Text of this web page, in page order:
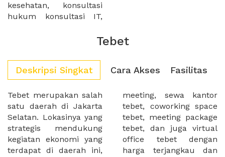
kesehatan, konsultasi
hukum konsultasi IT,
Tebet
Deskripsi Singkat Cara Akses Fasilitas
Tebet merupakan salah
satu daerah di Jakarta
Selatan. Lokasinya yang
strategis mendukung
kegiatan ekonomi yang
terdapat di daerah ini,
meeting, sewa kantor
tebet, coworking space
tebet, meeting package
tebet, dan juga virtual
office tebet dengan
harga terjangkau dan